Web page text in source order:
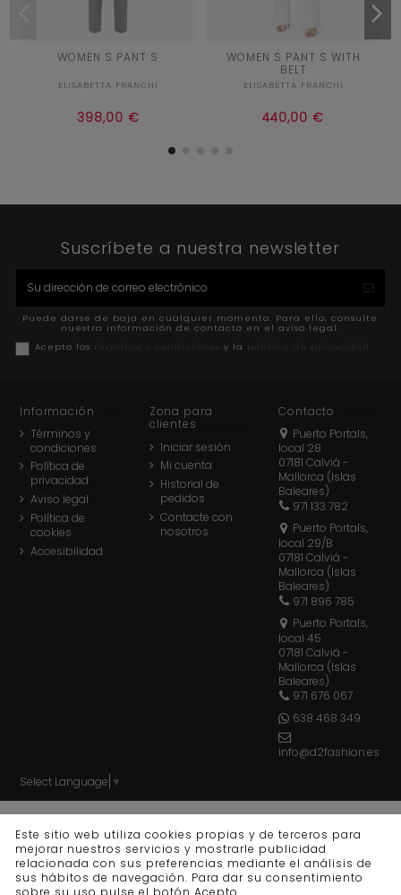
WOMEN S PANT S
ELISABETTA FRANCHI
398,00 €
Añadir al carrito
WOMEN S PANT S WITH
BELT
ELISABETTA FRANCHI
440,00 €
AVORIO
Añadir al carrito
Suscríbete a nuestra newsletter
Puede darse de baja en cualquier momento. Para ello, consulte
nuestra información de contacto en el aviso legal.
Acepto los
y la
Información
Términos y
condiciones
Política de
privacidad
Aviso legal
Política de
cookies
Accesibilidad
Zona para
clientes
Iniciar sesión
Mi cuenta
Historial de
pedidos
Contacte con
nosotros
Contacto
Puerto Portals,
local 28
07181 Calviá -
Mallorca (Islas
Baleares)
971 133 782
Puerto Portals,
local 29/B
07181 Calviá -
Mallorca (Islas
Baleares)
971 896 785
Puerto Portals,
local 45
07181 Calviá -
Mallorca (Islas
Baleares)
971 676 067
638 468 349
info@d2fashion.es
Select Language ▼
Este sitio web utiliza cookies propias y de terceros para
mejorar nuestros servicios y mostrarle publicidad
relacionada con sus preferencias mediante el análisis de
sus hábitos de navegación. Para dar su consentimiento
sobre su uso pulse el botón Acepto.
bybytefactory